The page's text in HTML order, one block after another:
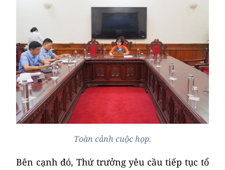
Toàn cảnh cuộc họp.
Bên cạnh đó, Thứ trưởng yêu cầu tiếp tục tổ